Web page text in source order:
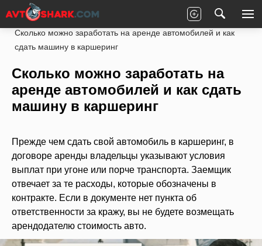
Главная Статьи
Заработок на автомобиле
Сколько можно заработать на аренде автомобилей и как
сдать машину в каршеринг
Сколько можно заработать на
аренде автомобилей и как сдать
машину в каршеринг
Прежде чем сдать свой автомобиль в каршеринг, в
договоре аренды владельцы указывают условия
выплат при угоне или порче транспорта. Заемщик
отвечает за те расходы, которые обозначены в
контракте. Если в документе нет пункта об
ответственности за кражу, вы не будете возмещать
арендодателю стоимость авто.